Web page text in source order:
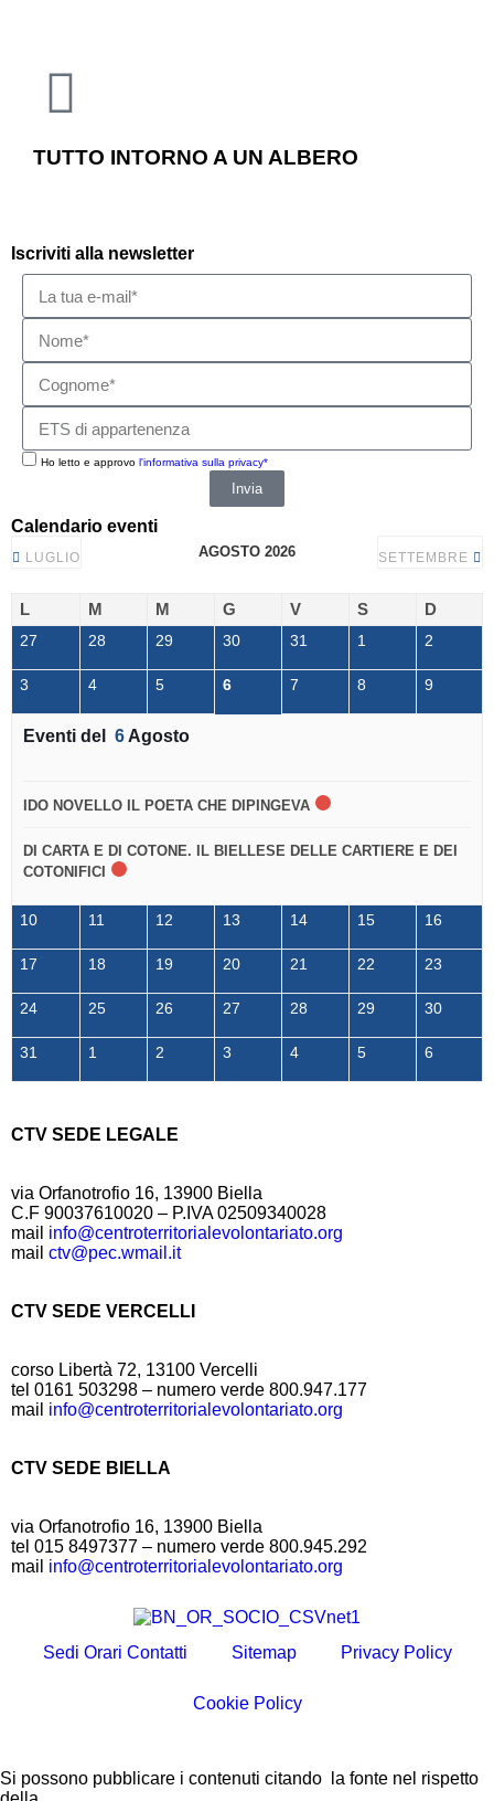
TUTTO INTORNO A UN ALBERO
Iscriviti alla newsletter
Ho letto e approvo l'informativa sulla privacy*
Invia
Calendario eventi
LUGLIO AGOSTO 2026 SETTEMBRE
L M M G V S D
27 28 29 30 31 1 2
3 4 5 6 7 8 9
Eventi del 6 Agosto
IDO NOVELLO IL POETA CHE DIPINGEVA
DI CARTA E DI COTONE. IL BIELLESE DELLE CARTIERE E DEI
COTONIFICI
10 11 12 13 14 15 16
17 18 19 20 21 22 23
24 25 26 27 28 29 30
31 1 2 3 4 5 6
CTV SEDE LEGALE
via Orfanotrofio 16, 13900 Biella
C.F 90037610020 – P.IVA 02509340028
mail info@centroterritorialevolontariato.org
mail ctv@pec.wmail.it
CTV SEDE VERCELLI
corso Libertà 72, 13100 Vercelli
tel 0161 503298 – numero verde 800.947.177
mail info@centroterritorialevolontariato.org
CTV SEDE BIELLA
via Orfanotrofio 16, 13900 Biella
tel 015 8497377 – numero verde 800.945.292
mail info@centroterritorialevolontariato.org
Sedi Orari Contatti Sitemap Privacy Policy
Cookie Policy
Si possono pubblicare i contenuti citando la fonte nel rispetto